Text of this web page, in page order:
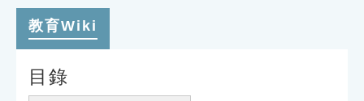
成語故事
索引選單
教育Wiki
目錄